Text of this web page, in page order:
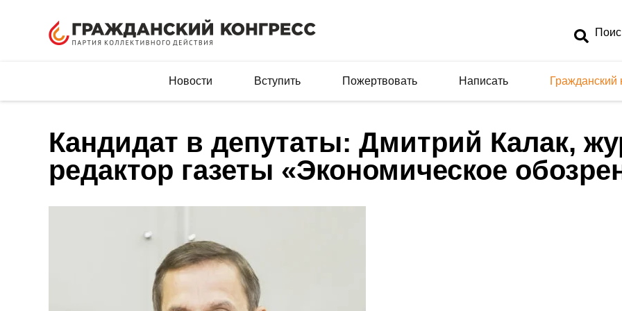
Новости Вступить Пожертвовать Написать Гражданский
Кандидат в депутаты: Дмитрий Калак,
редактор газеты «Экономическое